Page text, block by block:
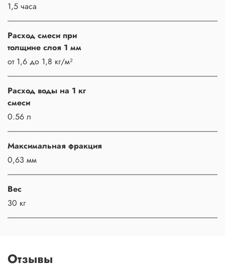
1,5 часа
Расход смеси при
толщине слоя 1 мм
от 1,6 до 1,8 кг/м²
Расход воды на 1 кг
смеси
0.56 л
Максимальная фракция
0,63 мм
Вес
30 кг
Отзывы